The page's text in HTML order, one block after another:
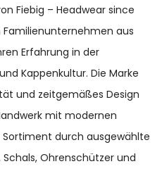
Fiebig – Headwear since
aus
Erfahrung in der
Kappenkultur. Die Marke
und zeitgemäßes Design
mit modernen
Sortiment durch ausgewählte
Ohrenschützer und